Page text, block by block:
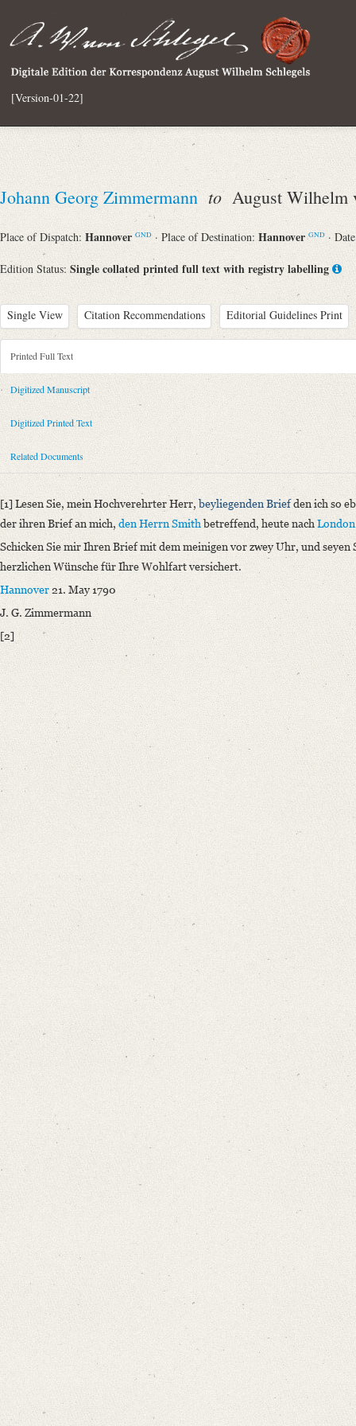
[Version-01-22]
Johann Georg Zimmermann toAugust Wilhelm
Place of Dispatch: Hannover GND · Place of Destination: Hannover GND ·
Edition Status: Single collated printed full text with registry labelling
Single View Citation Recommendations Editorial Guidelines Print
Metadata Concerning Header
Sender: Johann Georg Zimmermann
Recipient: August Wilhelm von Schlegel
Place of Dispatch: Hannover
Date: 21.05.1790
Notations: Empfangsort erschlossen.
Printed Text
Bibliography: Briefe von und an August Wilhelm Schlegel.
Incipit: „[1] Lesen Sie, mein Hochverehrter Herr, beyliegenden Brief
Provider: Dresden, Sächsische Landesbibliothek - Staats- und
OAI Id: DE-1a-34336
Classification Number: Mscr.Dresd.e.90,XIX,Bd.29,Nr.85
Number of Pages: 1S., hs. m. U.
Format: 18,8 x 11,7 cm
German
Printed Full Text
Digitized Manuscript
Digitized Printed Text
Related Documents
[1] Lesen Sie, mein Hochverehrter Herr,beyliegenden Briefden ich so
der ihren Brief an mich, den Herrn Smithbetreffend, heute nachLondon
Schicken Sie mir Ihren Brief mit dem meinigen vor zwey Uhr, und seyen
herzlichen Wünsche für Ihre Wohlfart versichert.
Hannover 21. May 1790
J. G. Zimmermann
[2]